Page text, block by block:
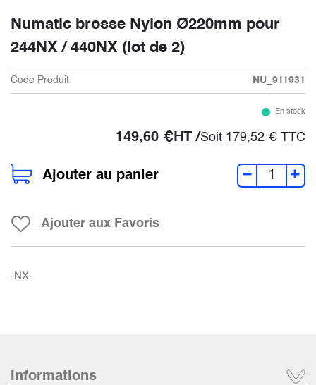
Numatic brosse Nylon Ø220mm pour
244NX / 440NX (lot de 2)
Code Produit NU_911931
En stock
149,60 €HT /Soit 179,52 € TTC
Ajouter au panier
Ajouter aux Favoris
-NX-
Informations